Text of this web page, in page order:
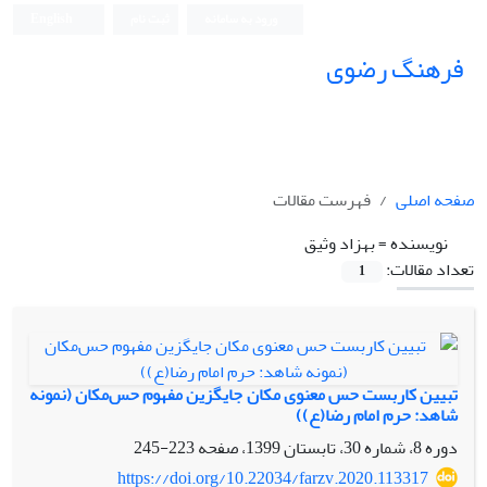
فرهنگ رضوی
صفحه اصلی
فهرست مقالات
نویسنده =بهزاد وثیق
تعداد مقالات:
1
تبیین کاربست حس معنوی مکان جایگزین مفهوم حس‌مکان (نمونه
شاهد: حرم امام رضا(ع))
دوره 8، شماره 30، تابستان 1399، صفحه
223-245
https://doi.org/10.22034/farzv.2020.113317